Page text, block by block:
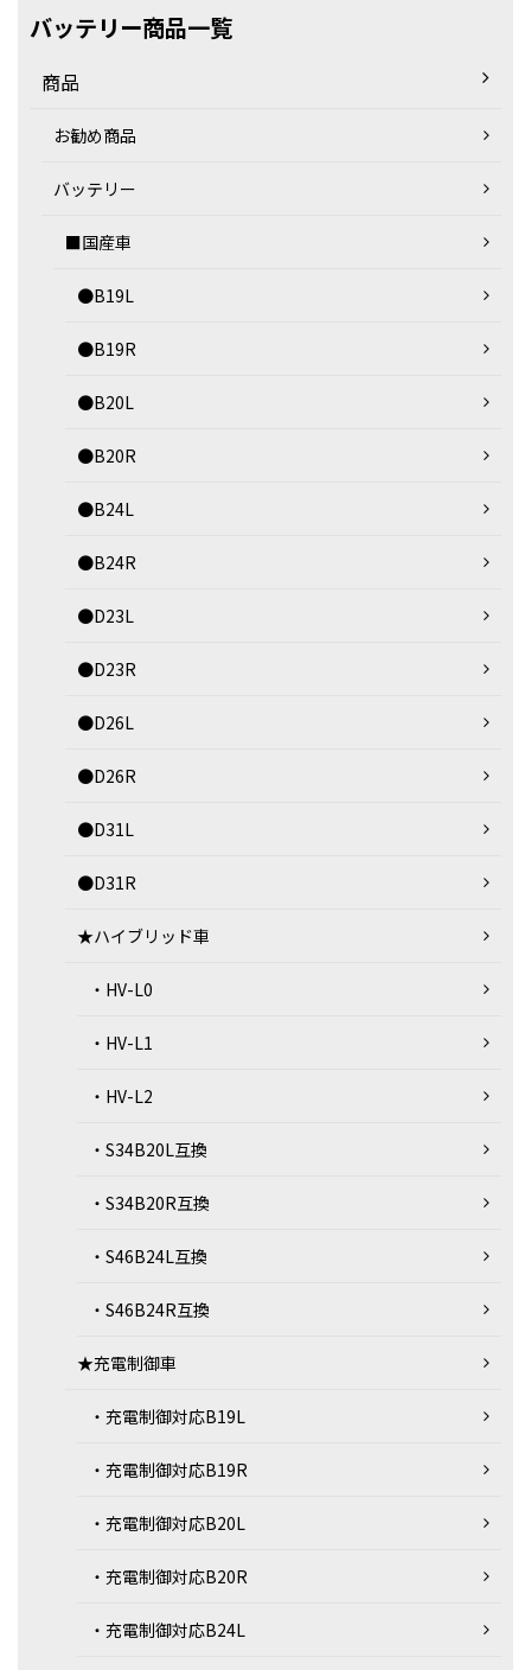
バッテリー商品一覧
商品
お勧め商品
バッテリー
■国産車
●B19L
●B19R
●B20L
●B20R
●B24L
●B24R
●D23L
●D23R
●D26L
●D26R
●D31L
●D31R
★ハイブリッド車
・HV-L0
・HV-L1
・HV-L2
・S34B20L互換
・S34B20R互換
・S46B24L互換
・S46B24R互換
★充電制御車
・充電制御対応B19L
・充電制御対応B19R
・充電制御対応B20L
・充電制御対応B20R
・充電制御対応B24L